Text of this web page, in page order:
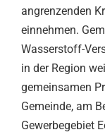
angrenzenden
einnehmen.
Wasserstoff-
in der Region
gemeinsamen
Gemeinde, am
Gewerbegebiet